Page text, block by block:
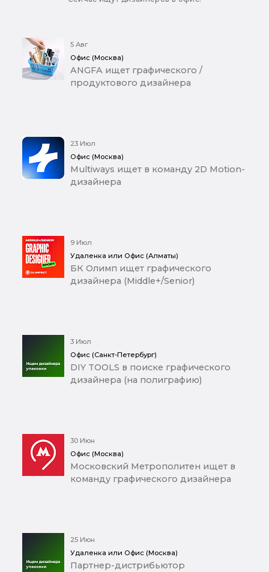
5 Авг
Офис (Москва)
ANGFA ищет графического /
продуктового дизайнера
23 Июл
Офис (Москва)
Multiways ищет в команду 2D Motion-
дизайнера
9 Июл
Удаленка или Офис (Алматы)
БК Олимп ищет графического
дизайнера (Middle+/Senior)
3 Июл
Офис (Санкт-Петербург)
DIY TOOLS в поиске графического
дизайнера (на полиграфию)
30 Июн
Офис (Москва)
Московский Метрополитен ищет в
команду графического дизайнера
25 Июн
Удаленка или Офис (Москва)
Партнер-дистрибьютор